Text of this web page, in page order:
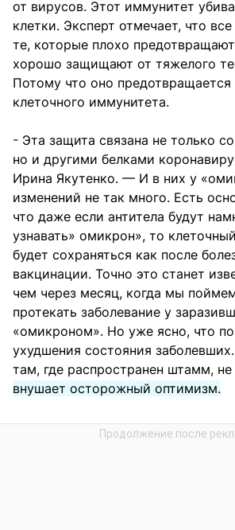
от вирусов. Этот иммунитет
клетки. Эксперт отмечает, что
те, которые плохо
хорошо защищают от тяжелого
Потому что оно предотвращается
клеточного иммунитета.
- Эта защита связана не только
но и другими белками
Ирина Якутенко. — И в них у
изменений не так много. Есть
что даже если антитела будут
узнавать» омикрон», то
будет сохраняться как после
вакцинации. Точно это станет
чем через месяц, когда мы
протекать заболевание у
«омикроном». Но уже ясно, что
ухудшения состояния
там, где распространен штамм, не
внушает осторожный оптимизм.